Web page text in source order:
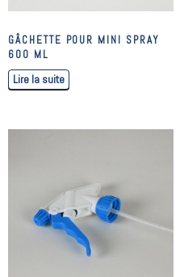
GÂCHETTE POUR MINI SPRAY
600 ML
Lire la suite